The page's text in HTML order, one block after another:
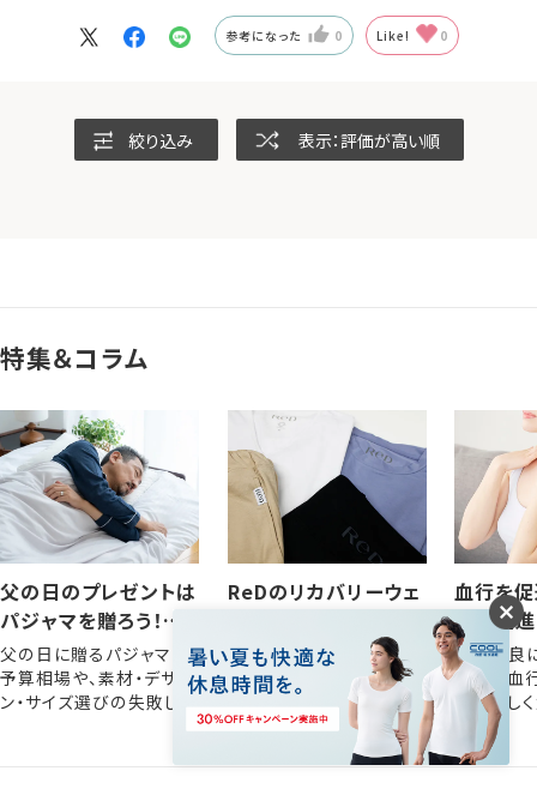
参考になった 0 Like! 0
絞り込み 表示：評価が高い順
特集＆コラム
父の日のプレゼントは
パジャマを贈ろう！選
び方やおすすめアイテ
ム
父の日に贈るパジャマの
予算相場や、素材・デザイ
ン・サイズ選びの失敗しな
ReDのリカバリーウェ
着用した人の評判・レ
ビュー
自分用にもプレゼント用
にも購入に迷っている方
は、ReDのリアルな評判
をぜひ参考にしてくださ
血行を
血行促
きるメリ
な方法
血行不良
症状や血
法を詳し